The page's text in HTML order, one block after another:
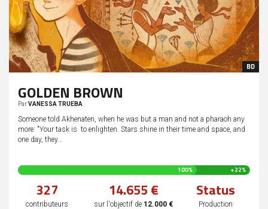
BD
GOLDEN BROWN
ParVANESSA TRUEBA
Someone told Akhenaten, when he was but a man and not a pharaoh any
more: "Your task is to enlighten. Stars shine in their time and space, and
one day, they...
122
complété
100% +22%
327
contributeurs
14.655 €
sur l'objectif de 12.000 €
Status
Production